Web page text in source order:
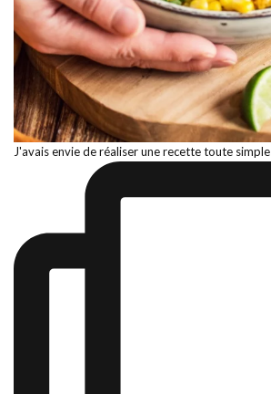
J'avais envie de réaliser une recette toute simple